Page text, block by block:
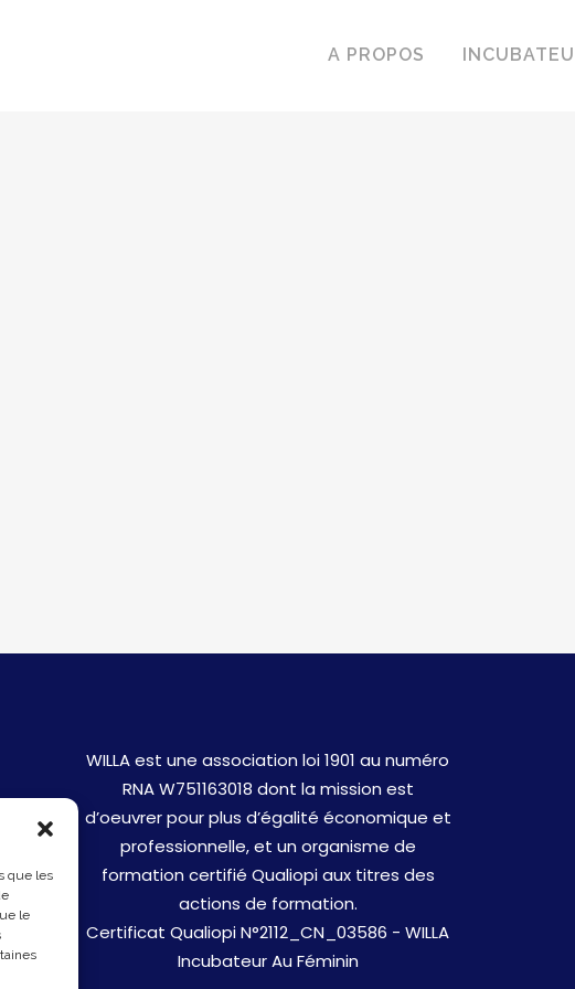
que les
le
A PROPOS
WILLA est une association loi 1901 au numéro
RNA W751163018 dont la mission est
d’oeuvrer pour plus d’égalité économique et
professionnelle, et un organisme de
formation certifié Qualiopi aux titres des
actions de formation.
Certificat Qualiopi N°2112_CN_03586 - WILLA
Incubateur Au Féminin